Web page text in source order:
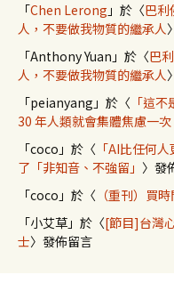
「Chen Lerong 」於〈巴利
人，不要做我物質的繼承人
「Anthony Yuan 」於〈巴
人，不要做我物質的繼承人
「peianyang 」於〈 「這
30 年人類就會集體焦慮一次
「coco 」於〈 「AI比任何
了「非知音、不強留」 〉發
「coco 」於〈 （重刊）買
「小艾草 」於〈[節目]台灣
士〉發佈留言